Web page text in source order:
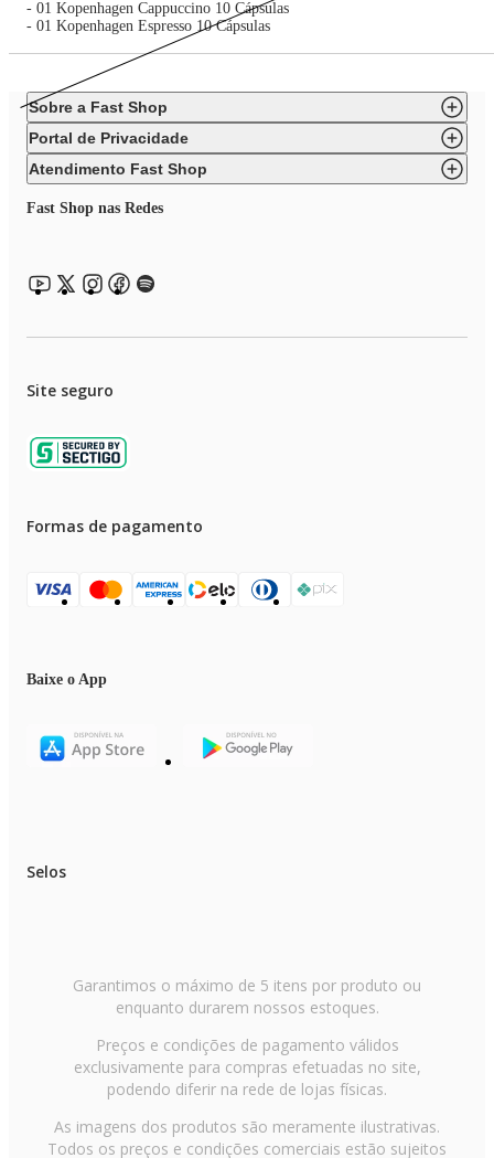
- 01 Kopenhagen Cappuccino 10 Cápsulas
- 01 Kopenhagen Espresso 10 Cápsulas
Sobre a Fast Shop
Portal de Privacidade
Atendimento Fast Shop
Fast Shop nas Redes
Site seguro
Formas de pagamento
Baixe o App
Selos
Garantimos o máximo de 5 itens por produto ou
enquanto durarem nossos estoques.
Preços e condições de pagamento válidos
exclusivamente para compras efetuadas no site,
podendo diferir na rede de lojas físicas.
As imagens dos produtos são meramente ilustrativas.
Todos os preços e condições comerciais estão sujeitos